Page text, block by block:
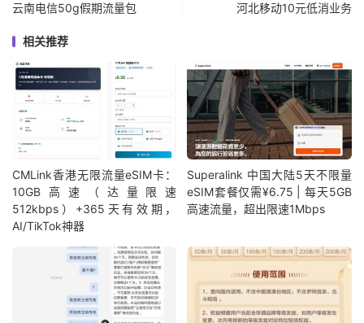
云南电信50g假期流量包 河北移动10元低消业务
相关推荐
CMLink香港无限流量eSIM卡：
10GB高速（达量限速
512kbps）+365天有效期，
AI/TikTok神器
Superalink 中国大陆5天不限量
eSIM套餐仅需¥6.75 | 每天5GB
高速流量，超出限速1Mbps